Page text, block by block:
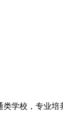
学校，专业